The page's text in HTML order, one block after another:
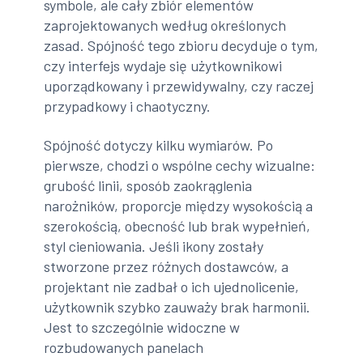
symbole, ale cały zbiór elementów
zaprojektowanych według określonych
zasad. Spójność tego zbioru decyduje o tym,
czy interfejs wydaje się użytkownikowi
uporządkowany i przewidywalny, czy raczej
przypadkowy i chaotyczny.
Spójność dotyczy kilku wymiarów. Po
pierwsze, chodzi o wspólne cechy wizualne:
grubość linii, sposób zaokrąglenia
narożników, proporcje między wysokością a
szerokością, obecność lub brak wypełnień,
styl cieniowania. Jeśli ikony zostały
stworzone przez różnych dostawców, a
projektant nie zadbał o ich ujednolicenie,
użytkownik szybko zauważy brak harmonii.
Jest to szczególnie widoczne w
rozbudowanych panelach